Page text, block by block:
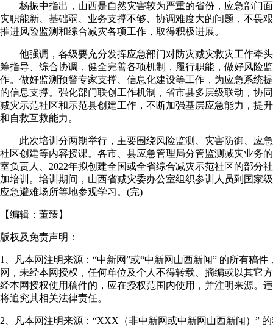
杨振中指出，山西是自然灾害较为严重的省份，应急部门
灾职能新、基础弱、业务支撑不够、协调难度大的问题，不畏
推进风险监测和综合减灾各项工作，取得积极进展。
他强调，各级要充分发挥应急部门对防灾减灾救灾工作牵
筹指导、综合协调，健全完善各项机制，履行职能，做好风险
作。做好监测预警专家支撑、信息化建设等工作，为应急系统
的信息支撑。强化部门联创工作机制，省市县多层级联动，协
减灾示范社区和示范县创建工作，不断加强基层应急能力，提
和自救互救能力。
此次培训分两期举行，主要围绕风险监测、灾害防御、应
社区创建等内容授课。各市、县应急管理局分管监测减灾业务
室负责人、2022年拟创建全国或全省综合减灾示范社区的部分
加培训。培训期间，山西省减灾委办公室组织参训人员到国家
应急避难场所等地参观学习。(完)
【编辑： 董臻 】
版权及免责声明：
1、凡本网注明来源：“中新网”或“中新网山西新闻” 的所有稿
网，未经本网授权，任何单位及个人不得转载、摘编或以其它
经本网授权使用稿件的，应在授权范围内使用，并注明来源。
将追究其相关法律责任。
2、凡本网注明来源：“XXX（非中新网或中新网山西新闻）”